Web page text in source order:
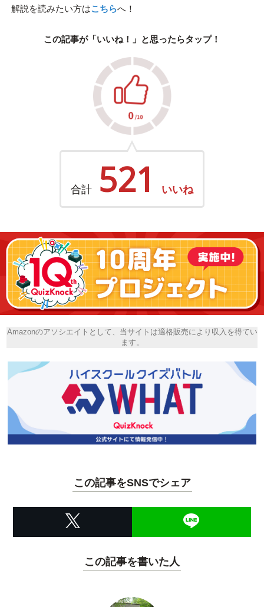
解説を読みたい方はこちらへ！
この記事が「いいね！」と思ったらタップ！
合計 521 いいね
Amazonのアソシエイトとして、当サイトは適格販売により収入を得てい
ます。
この記事をSNSでシェア
この記事を書いた人